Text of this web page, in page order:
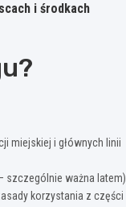
i środkach
miejskiej i głównych linii
szczególnie ważna latem)
korzystania z części